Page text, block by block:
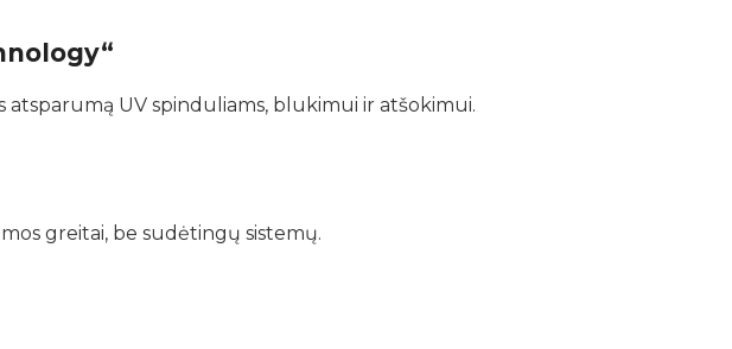
UV spinduliams, blukimui ir atšokimui.
greitai, be sudėtingų sistemų.